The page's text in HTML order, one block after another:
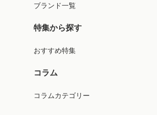
ブランド一覧
特集から探す
おすすめ特集
コラム
コラムカテゴリー